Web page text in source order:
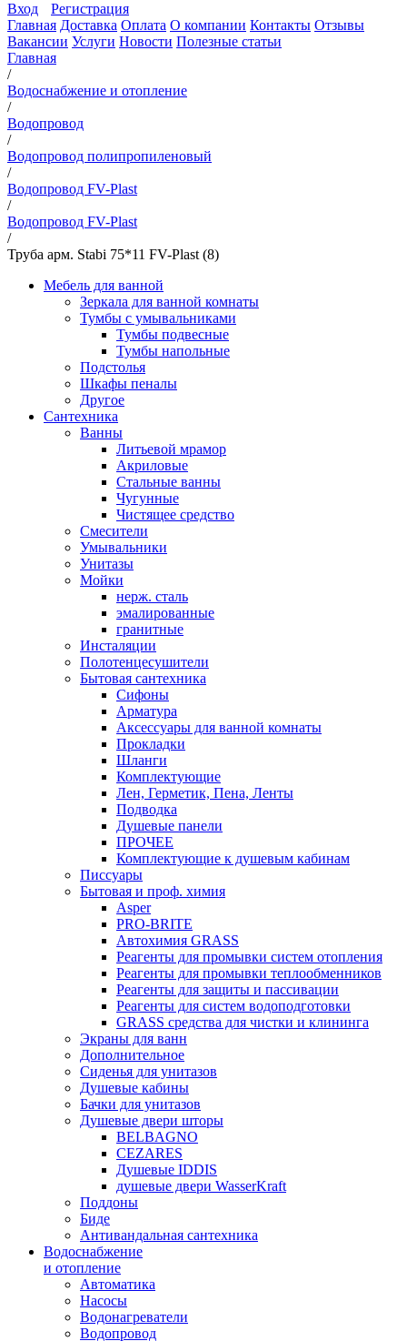
Вход
Регистрация
Главная Доставка Оплата О компании Контакты Отзывы
Вакансии Услуги Новости Полезные статьи
Главная
/
Водоснабжение и отопление
/
Водопровод
/
Водопровод полипропиленовый
/
Водопровод FV-Plast
/
Водопровод FV-Plast
/
Труба арм. Stabi 75*11 FV-Plast (8)
Мебель для ванной
Зеркала для ванной комнаты
Тумбы с умывальниками
Тумбы подвесные
Тумбы напольные
Подстолья
Шкафы пеналы
Другое
Сантехника
Ванны
Литьевой мрамор
Акриловые
Стальные ванны
Чугунные
Чистящее средство
Смесители
Умывальники
Унитазы
Мойки
нерж. сталь
эмалированные
гранитные
Инсталяции
Полотенцесушители
Бытовая сантехника
Сифоны
Арматура
Аксессуары для ванной комнаты
Прокладки
Шланги
Комплектующие
Лен, Герметик, Пена, Ленты
Подводка
Душевые панели
ПРОЧЕЕ
Комплектующие к душевым кабинам
Писсуары
Бытовая и проф. химия
Asper
PRO-BRITE
Автохимия GRASS
Реагенты для промывки систем отопления
Реагенты для промывки теплообменников
Реагенты для защиты и пассивации
Реагенты для систем водоподготовки
GRASS средства для чистки и клининга
Экраны для ванн
Дополнительное
Сиденья для унитазов
Душевые кабины
Бачки для унитазов
Душевые двери шторы
BELBAGNO
CEZARES
Душевые IDDIS
душевые двери WasserKraft
Поддоны
Биде
Антивандальная сантехника
Водоснабжение
и отопление
Автоматика
Насосы
Водонагреватели
Водопровод